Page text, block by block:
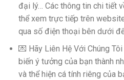
đại lý… Các thông tin chi tiết
thể xem trực tiếp trên
qua số điện thoại bên dưới
💌 Hãy Liên Hệ Với Chúng
biến ý tưởng của bạn thành
và thể hiện cá tính riêng của